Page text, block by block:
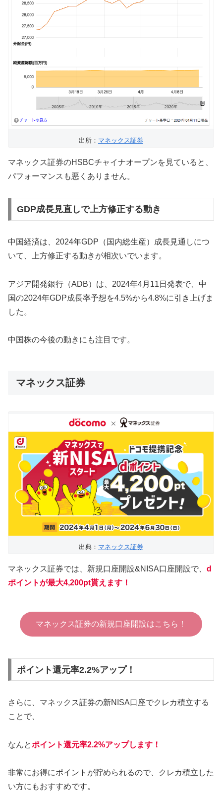
出所： マネックス証券
マネックス証券のHSBCチャイナオープンを見ていると、
パフォーマンスも悪くありません。
GDP成長見直しで上方修正する動き
中国経済は、2024年GDP（国内総生産）成長見通しにつ
いて、上方修正する動きが相次いでいます。
アジア開発銀行（ADB）は、2024年4月11日発表で、中
国の2024年GDP成長率予想を4.5%から4.8%に引き上げま
した。
中国株の今後の動きにも注目です。
マネックス証券
出典： マネックス証券
マネックス証券では、新規口座開設&NISA口座開設で、 d
ポイントが最大4,200pt貰えます！
マネックス証券の新規口座開設はこちら！
ポイント還元率2.2%アップ！
さらに、マネックス証券の新NISA口座でクレカ積立する
ことで、
なんとポイント還元率2.2%アップします！
非常にお得にポイントが貯められるので、クレカ積立した
い方にもおすすめです。